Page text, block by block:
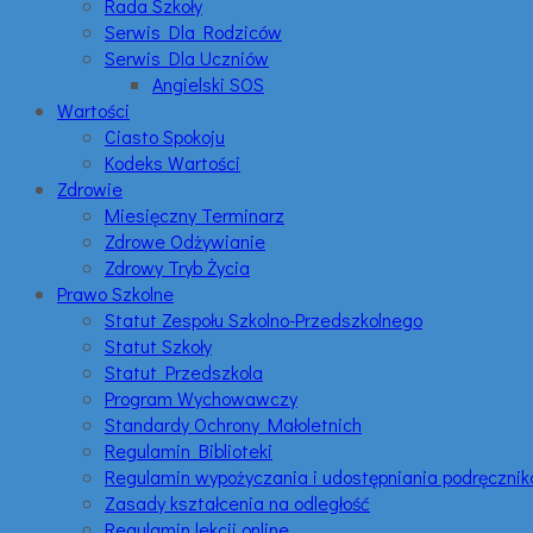
Rada Szkoły
Serwis Dla Rodziców
Serwis Dla Uczniów
Angielski SOS
Wartości
Ciasto Spokoju
Kodeks Wartości
Zdrowie
Miesięczny Terminarz
Zdrowe Odżywianie
Zdrowy Tryb Życia
Prawo Szkolne
Statut Zespołu Szkolno-Przedszkolnego
Statut Szkoły
Statut Przedszkola
Program Wychowawczy
Standardy Ochrony Małoletnich
Regulamin Biblioteki
Regulamin wypożyczania i udostępniania
Zasady kształcenia na odległość